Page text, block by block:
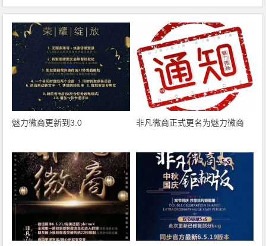
魅力微商更新到3.0 非凡微商正式更名为魅力微商